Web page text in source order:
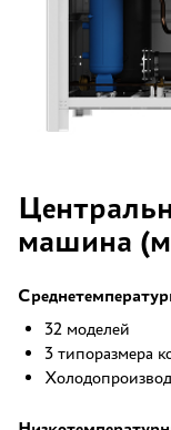
машина
32 моделей
3 типоразмера